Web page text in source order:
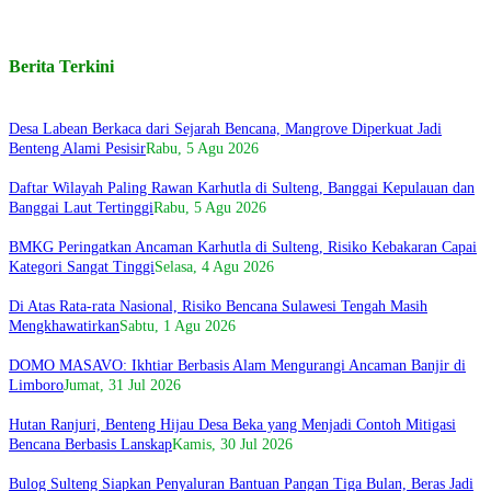
Berita Terkini
Desa Labean Berkaca dari Sejarah Bencana, Mangrove Diperkuat Jadi
Benteng Alami PesisirRabu, 5 Agu 2026
Daftar Wilayah Paling Rawan Karhutla di Sulteng, Banggai Kepulauan dan
Banggai Laut TertinggiRabu, 5 Agu 2026
BMKG Peringatkan Ancaman Karhutla di Sulteng, Risiko Kebakaran Capai
Kategori Sangat TinggiSelasa, 4 Agu 2026
Di Atas Rata-rata Nasional, Risiko Bencana Sulawesi Tengah Masih
MengkhawatirkanSabtu, 1 Agu 2026
DOMO MASAVO: Ikhtiar Berbasis Alam Mengurangi Ancaman Banjir di
LimboroJumat, 31 Jul 2026
Hutan Ranjuri, Benteng Hijau Desa Beka yang Menjadi Contoh Mitigasi
Bencana Berbasis LanskapKamis, 30 Jul 2026
Bulog Sulteng Siapkan Penyaluran Bantuan Pangan Tiga Bulan, Beras Jadi